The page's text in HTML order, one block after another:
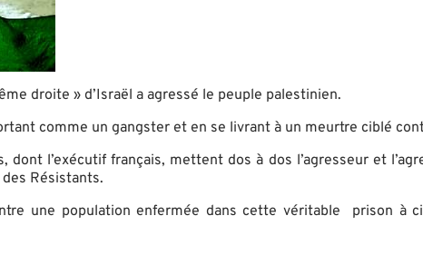
droite » d’Israël a agressé le peuple palestinien.
comme un gangster et en se livrant à un meurtre ciblé
l’exécutif français, mettent dos à dos l’agresseur et
Résistants.
une population enfermée dans cette véritable prison à